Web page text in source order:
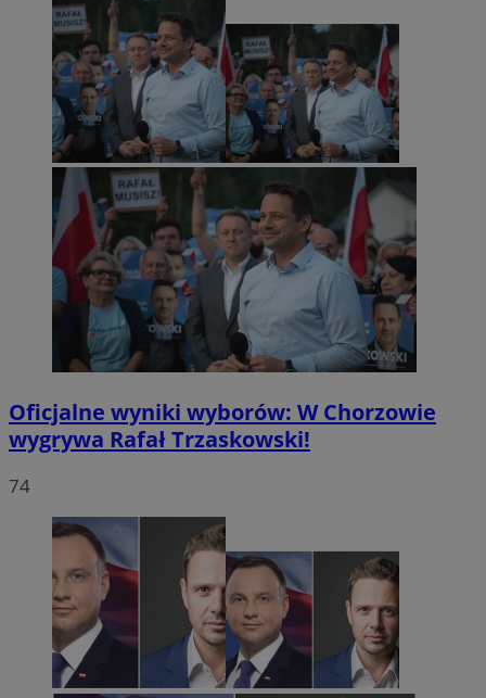
Oficjalne wyniki wyborów: W Chorzowie
wygrywa Rafał Trzaskowski!
74